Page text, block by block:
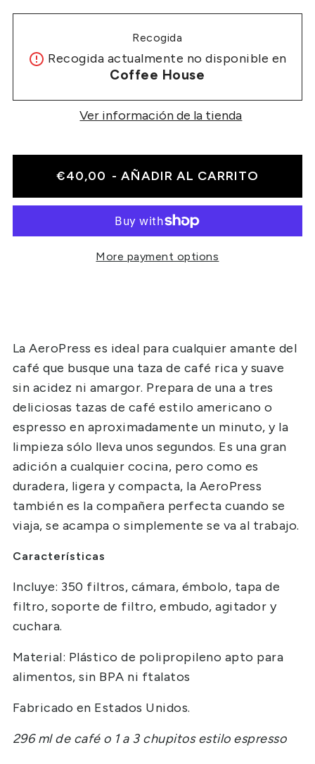
Recogida
Recogida actualmente no disponible en
Coffee House
Ver información de la tienda
€40,00 - AÑADIR AL CARRITO
More payment options
La AeroPress es ideal para cualquier amante del
café que busque una taza de café rica y suave
sin acidez ni amargor. Prepara de una a tres
deliciosas tazas de café estilo americano o
espresso en aproximadamente un minuto, y la
limpieza sólo lleva unos segundos. Es una gran
adición a cualquier cocina, pero como es
duradera, ligera y compacta, la AeroPress
también es la compañera perfecta cuando se
viaja, se acampa o simplemente se va al trabajo.
Características
Incluye: 350 filtros, cámara, émbolo, tapa de
filtro, soporte de filtro, embudo, agitador y
cuchara.
Material: Plástico de polipropileno apto para
alimentos, sin BPA ni ftalatos
Fabricado en Estados Unidos.
296 ml de café o 1 a 3 chupitos estilo espresso